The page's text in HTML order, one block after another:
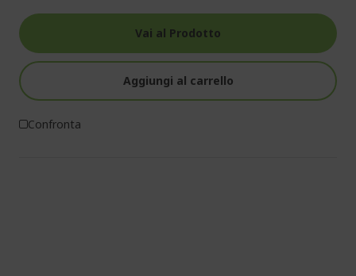
Vai al Prodotto
Aggiungi al carrello
Confronta